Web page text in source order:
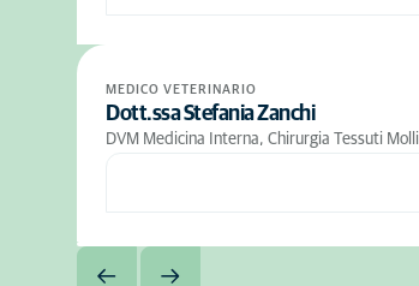
MEDICO VETERINARIO
Dott.ssa Stefania Zanchi
DVM Medicina Interna, Chirurgia Tessuti Molli